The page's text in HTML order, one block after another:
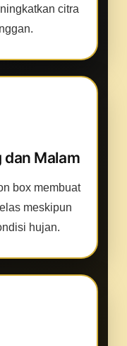
citra
dan Malam
box membuat
meskipun
hujan.